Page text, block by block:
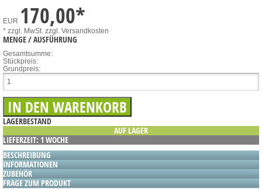
EUR 170,00*
* zzgl. MwSt. zzgl. Versandkosten
MENGE / AUSFÜHRUNG
Gesamtsumme:
Stückpreis:
Grundpreis:
LAGERBESTAND
AUF LAGER
LIEFERZEIT: 1 WOCHE
BESCHREIBUNG
INFORMATIONEN
ZUBEHÖR
FRAGE ZUM PRODUKT